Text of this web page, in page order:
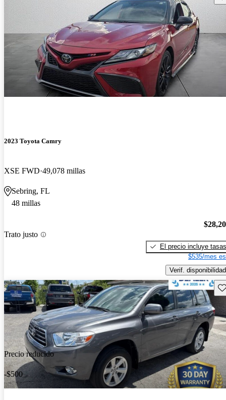
2023 Toyota Camry
XSE FWD 49,078 millas
Sebring, FL
48 millas
Trato justo
El precio incluye tasas
$535/mes
Verif. disponibilidad
Precio reducido
-$500